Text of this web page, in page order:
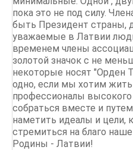
пока это не под силу.
быть Президент страны,
уважаемые в Латвии
временем члены
золотой значок с не
некоторые носят "Орден
одно, если мы хотим жить
профессионалы
собраться вместе и
наметить идеалы и цели,
стремиться на благо
Родины - Латвии!